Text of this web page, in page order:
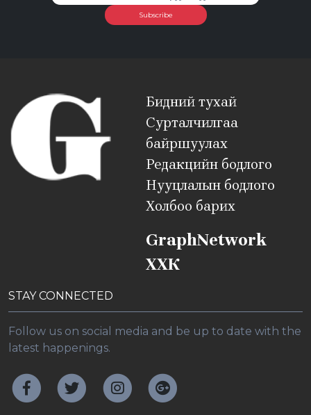
Subscribe
Бидний тухай
Сурталчилгаа
байршуулах
Редакцийн бодлого
Нууцлалын бодлого
Холбоо барих
GraphNetwork
ХХК
STAY CONNECTED
Follow us on social media and be up to date with the
latest happenings.